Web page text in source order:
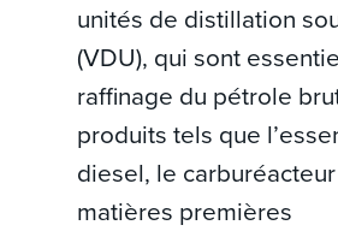
unités de distillation
(VDU), qui sont
raffinage du pétrole
produits tels que
diesel, le
matières premières